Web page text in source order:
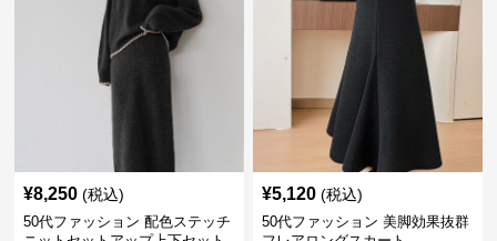
¥8,250 (税込)
50代ファッション 配色ステッチ
¥5,120 (税込)
50代ファッション 美脚効果抜群